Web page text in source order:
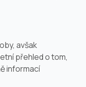
avšak
přehled o tom,
informací